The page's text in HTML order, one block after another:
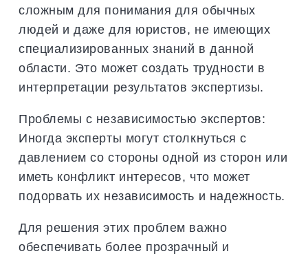
сложным для понимания для обычных
людей и даже для юристов, не имеющих
специализированных знаний в данной
области. Это может создать трудности в
интерпретации результатов экспертизы.
Проблемы с независимостью экспертов:
Иногда эксперты могут столкнуться с
давлением со стороны одной из сторон или
иметь конфликт интересов, что может
подорвать их независимость и надежность.
Для решения этих проблем важно
обеспечивать более прозрачный и